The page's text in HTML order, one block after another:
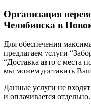
Организация
Челябинска в
Для обеспечения
предлагаем услуги
“Доставка авто с места
мы можем доставить Ваш
Данные услуги не
и оплачивается отдельно.